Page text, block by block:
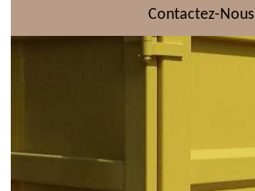
Contactez-Nous